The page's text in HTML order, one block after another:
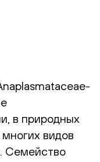
в природных
видов
Семейство